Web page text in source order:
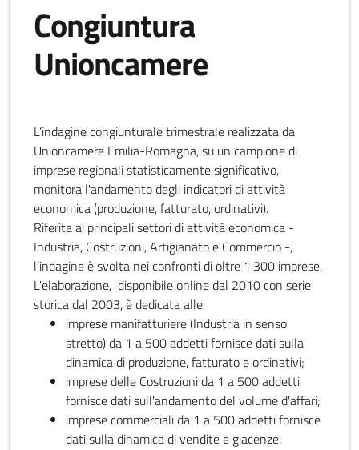
Congiuntura
Unioncamere
L’indagine congiunturale trimestrale realizzata da
Unioncamere Emilia-Romagna, su un campione di
imprese regionali statisticamente significativo,
monitora l'andamento degli indicatori di attività
economica (produzione, fatturato, ordinativi).
Riferita ai principali settori di attività economica -
Industria, Costruzioni, Artigianato e Commercio -,
l’indagine è svolta nei confronti di oltre 1.300 imprese.
L'elaborazione, disponibile online dal 2010 con serie
storica dal 2003, è dedicata alle
imprese manifatturiere (Industria in senso
stretto) da 1 a 500 addetti fornisce dati sulla
dinamica di produzione, fatturato e ordinativi;
imprese delle Costruzioni da 1 a 500 addetti
fornisce dati sull'andamento del volume d'affari;
imprese commerciali da 1 a 500 addetti fornisce
dati sulla dinamica di vendite e giacenze.